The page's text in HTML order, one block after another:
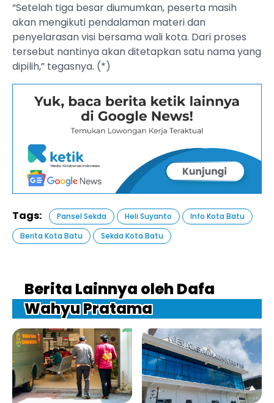
“Setelah tiga besar diumumkan, peserta masih
akan mengikuti pendalaman materi dan
penyelarasan visi bersama wali kota. Dari proses
tersebut nantinya akan ditetapkan satu nama yang
dipilih,” tegasnya. (*)
Tags: Pansel Sekda Heli Suyanto
Info Kota Batu
Berita Kota Batu
Sekda Kota Batu
Berita Lainnya oleh Dafa
Wahyu Pratama